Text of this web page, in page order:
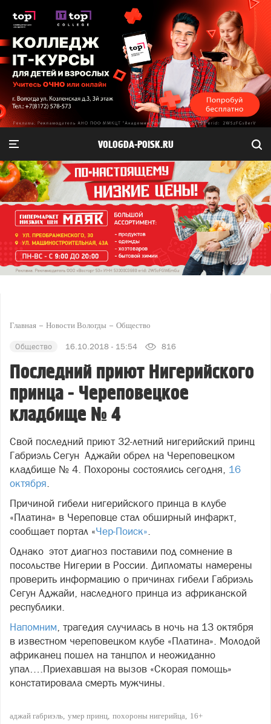
VOLOGDA-POISK.RU
Главная Новости Вологды Общество
Общество 16.10.2018 - 15:54 816
Последний приют Нигерийского
принца - Череповецкое
кладбище № 4
Свой последний приют 32-летний нигерийский принц
Габриэль Сегун Аджайи обрел на Череповецком
кладбище № 4. Похороны состоялись сегодня, 16
октября.
Причиной гибели нигерийского принца в клубе
«Платина» в Череповце стал обширный инфаркт,
сообщает портал «Чер-Поиск».
Однако этот диагноз поставили под сомнение в
посольстве Нигерии в России. Дипломаты намерены
проверить информацию о причинах гибели Габриэль
Сегун Аджайи, наследного принца из африканской
республики.
Напомним, трагедия случилась в ночь на 13 октября
в известном череповецком клубе «Платина». Молодой
африканец пошел на танцпол и неожиданно
упал….Приехавшая на вызов «Скорая помощь»
констатировала смерть мужчины.
аджай габриэль умер принц похороны нигерийца 16+